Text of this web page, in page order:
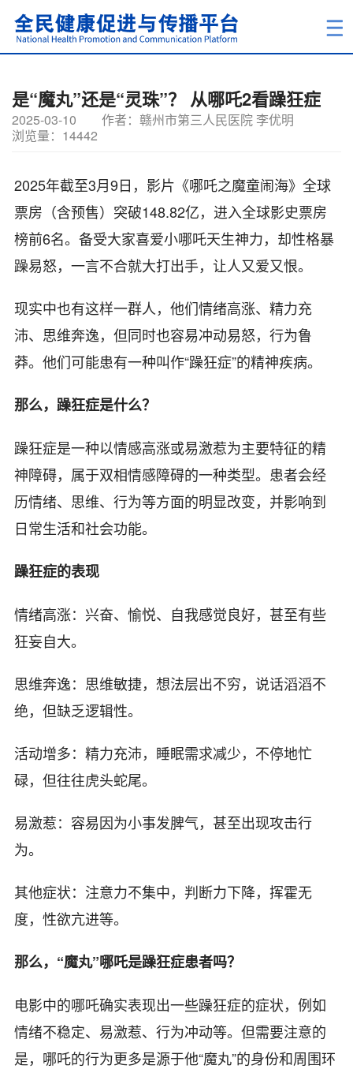
是“魔丸”还是“灵珠”？ 从哪吒2看躁狂症
2025-03-10
作者：赣州市第三人民医院 李优明
浏览量：14442
2025年截至3月9日，影片《哪吒之魔童闹海》全球
票房（含预售）突破148.82亿，进入全球影史票房
榜前6名。备受大家喜爱小哪吒天生神力，却性格暴
躁易怒，一言不合就大打出手，让人又爱又恨。
现实中也有这样一群人，他们情绪高涨、精力充
沛、思维奔逸，但同时也容易冲动易怒，行为鲁
莽。他们可能患有一种叫作“躁狂症”的精神疾病。
那么，躁狂症是什么？
躁狂症是一种以情感高涨或易激惹为主要特征的精
神障碍，属于双相情感障碍的一种类型。患者会经
历情绪、思维、行为等方面的明显改变，并影响到
日常生活和社会功能。
躁狂症的表现
情绪高涨：兴奋、愉悦、自我感觉良好，甚至有些
狂妄自大。
思维奔逸：思维敏捷，想法层出不穷，说话滔滔不
绝，但缺乏逻辑性。
活动增多：精力充沛，睡眠需求减少，不停地忙
碌，但往往虎头蛇尾。
易激惹：容易因为小事发脾气，甚至出现攻击行
为。
其他症状：注意力不集中，判断力下降，挥霍无
度，性欲亢进等。
那么，“魔丸”哪吒是躁狂症患者吗？
电影中的哪吒确实表现出一些躁狂症的症状，例如
情绪不稳定、易激惹、行为冲动等。但需要注意的
是，哪吒的行为更多是源于他“魔丸”的身份和周围环